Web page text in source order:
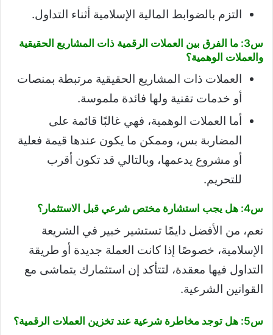
التزم بالضوابط المالية الإسلامية أثناء التداول.
س3: ما الفرق بين العملات الرقمية ذات المشاريع الحقيقية
والعملات الوهمية؟
العملات ذات المشاريع الحقيقية مرتبطة بمنصات
أو خدمات تقنية ولها فائدة ملموسة.
أما العملات الوهمية، فهي غالبًا قائمة على
المضاربة بس، وممكن ما يكون عندها قيمة فعلية
أو مشروع يدعمها، وبالتالي قد تكون أقرب
للتحريم.
س4: هل يجب استشارة مختص شرعي قبل الاستثمار؟
نعم، من الأفضل دايمًا تستشير خبير في الشريعة
الإسلامية، خصوصًا إذا كانت العملة جديدة أو طريقة
التداول فيها معقدة، لتتأكد إن استثمارك يتماشى مع
القوانين الشرعية.
س5: هل توجد مخاطرة شرعية عند تخزين العملات الرقمية؟